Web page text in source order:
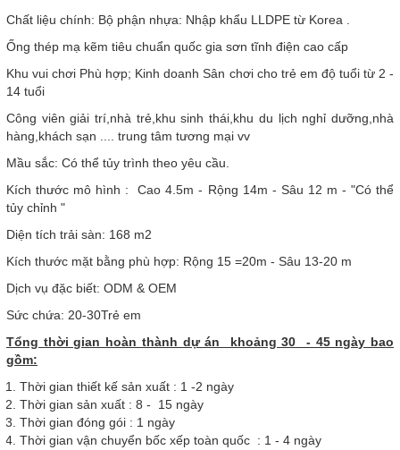
Chất liệu chính: Bộ phận nhựa: Nhập khẩu LLDPE từ Korea .
Ống thép mạ kẽm tiêu chuẩn quốc gia sơn tĩnh điện cao cấp
Khu vui chơi Phù hợp; Kinh doanh Sân chơi cho trẻ em độ tuổi từ 2 -
14 tuổi
Công viên giải trí,nhà trẻ,khu sinh thái,khu du lịch nghỉ dưỡng,nhà
hàng,khách sạn .... trung tâm tương mại vv
Mầu sắc: Có thể tủy trình theo yêu cầu.
Kích thước mô hình : Cao 4.5m - Rộng 14m - Sâu 12 m - "Có thể
tủy chỉnh "
Diện tích trải sàn: 168 m2
Kích thước mặt bằng phù hợp: Rộng 15 =20m - Sâu 13-20 m
Dịch vụ đặc biết: ODM & OEM
Sức chứa: 20-30Trẻ em
Tổng thời gian hoàn thành dự án khoảng 30 - 45 ngày bao
gồm:
Thời gian thiết kế sản xuất : 1 -2 ngày
Thời gian sản xuất : 8 - 15 ngày
Thời gian đóng gói : 1 ngày
Thời gian vận chuyển bốc xếp toàn quốc : 1 - 4 ngày